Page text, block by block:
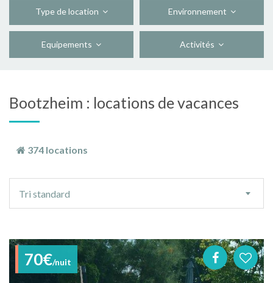
Type de location Environnement
Equipements Activités
Bootzheim : locations de vacances
374 locations
tri
Tri standard
70€/nuit